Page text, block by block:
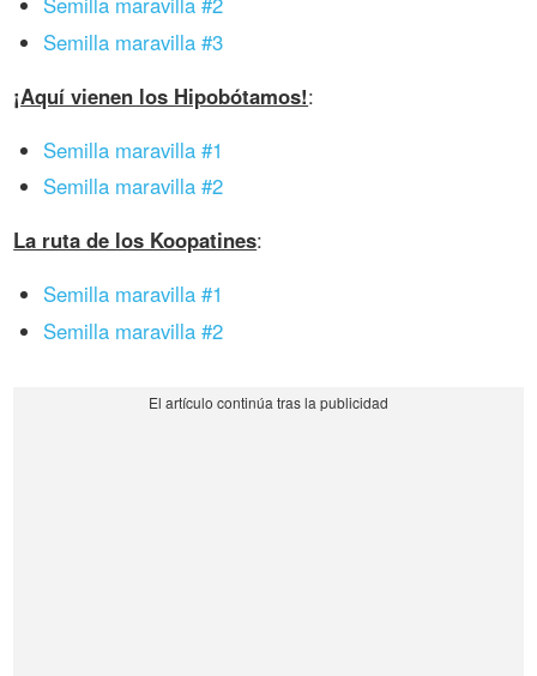
Semilla maravilla #3
¡Aquí vienen los Hipobótamos!:
Semilla maravilla #1
Semilla maravilla #2
La ruta de los Koopatines:
Semilla maravilla #1
Semilla maravilla #2